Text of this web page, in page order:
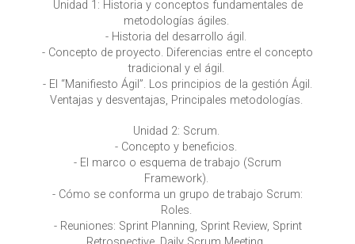
Unidad 1: Historia y conceptos fundamentales de
metodologías ágiles.
- Historia del desarrollo ágil.
- Concepto de proyecto. Diferencias entre el concepto
tradicional y el ágil.
- El “Manifiesto Ágil”. Los principios de la gestión Ágil.
Ventajas y desventajas, Principales metodologías.
Unidad 2: Scrum.
- Concepto y beneficios.
- El marco o esquema de trabajo (Scrum
Framework).
- Cómo se conforma un grupo de trabajo Scrum:
Roles.
- Reuniones: Sprint Planning, Sprint Review, Sprint